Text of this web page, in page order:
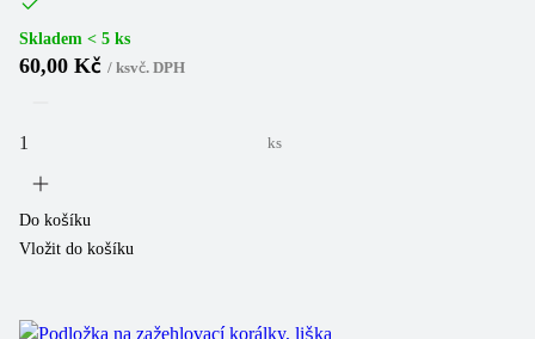
Skladem < 5 ks
60,00 Kč / ksvč. DPH
ks
Do košíku
Vložit do košíku